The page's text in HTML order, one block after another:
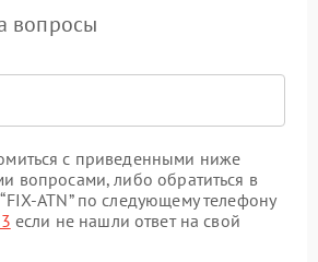
вопросы
с приведенными ниже
вопросами, либо обратиться в
ATN” по следующему телефону
если не нашли ответ на свой